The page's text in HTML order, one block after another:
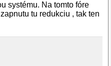
systému. Na tomto fóre
tu redukciu , tak ten